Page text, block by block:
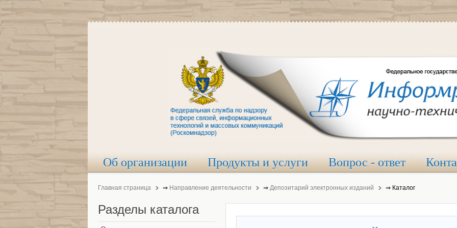
Об организации Продукты и услуги Вопрос - ответ
Главная страница ⇒ Направление деятельности ⇒ Депозитарий электронных изданий ⇒ Каталог
Разделы каталога